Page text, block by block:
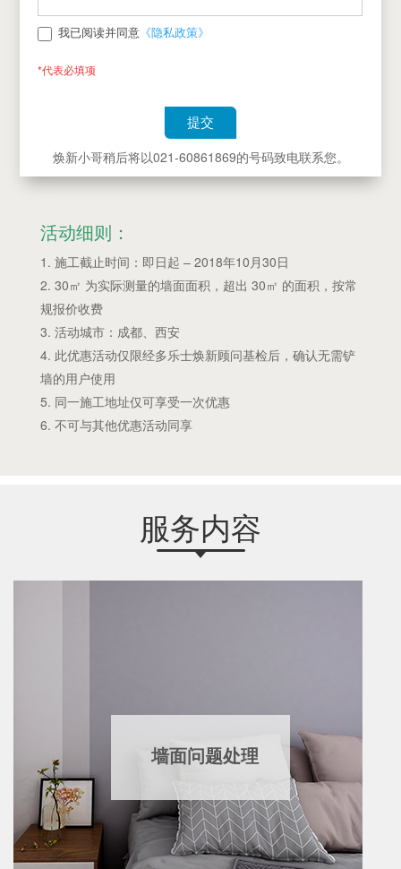
我已阅读并同意 《隐私政策》
*代表必填项
提交
焕新小哥稍后将以021-60861869的号码致电联系您。
活动细则：
施工截止时间：即日起 – 2018年10月30日
30㎡ 为实际测量的墙面面积，超出 30㎡ 的面积，按常
规报价收费
活动城市：成都、西安
此优惠活动仅限经多乐士焕新顾问基检后，确认无需铲
墙的用户使用
同一施工地址仅可享受一次优惠
不可与其他优惠活动同享
服务内容
墙面问题处理